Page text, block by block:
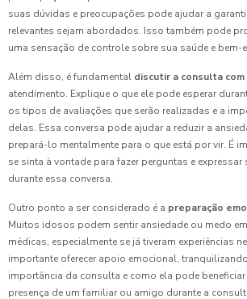
suas dúvidas e preocupações pode ajudar a
relevantes sejam abordados. Isso também pode
uma sensação de controle sobre sua saúde e bem-
Além disso, é fundamental discutir a consulta
atendimento. Explique o que ele pode esperar
os tipos de avaliações que serão realizadas e a
delas. Essa conversa pode ajudar a reduzir a
prepará-lo mentalmente para o que está por vir. É
se sinta à vontade para fazer perguntas e
durante essa conversa.
Outro ponto a ser considerado é a preparação
Muitos idosos podem sentir ansiedade ou medo
médicas, especialmente se já tiveram experiências
importante oferecer apoio emocional,
importância da consulta e como ela pode beneficiar
presença de um familiar ou amigo durante a